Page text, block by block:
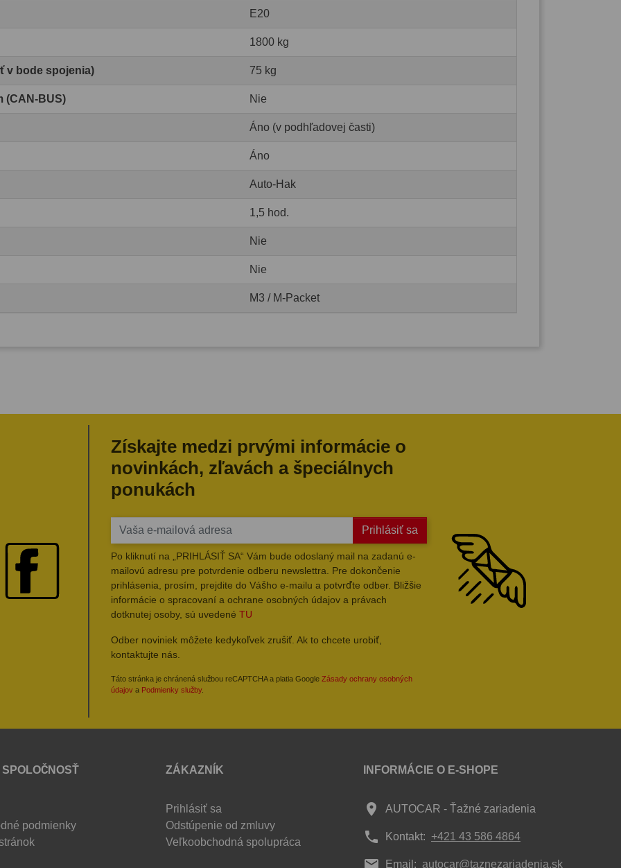
E20
1800 kg
v bode spojenia) 75 kg
(CAN-BUS) Nie
Áno (v podhľadovej časti)
Áno
Auto-Hak
1,5 hod.
Nie
Nie
M3 / M-Packet
Získajte medzi prvými informácie o
novinkách, zľavách a špeciálnych
ponukách
Prihlásiť sa
Po kliknutí na „PRIHLÁSIŤ SA“ Vám bude odoslaný mail na zadanú e-
mailovú adresu pre potvrdenie odberu newslettra. Pre dokončenie
prihlásenia, prosím, prejdite do Vášho e-mailu a potvrďte odber. Bližšie
informácie o spracovaní a ochrane osobných údajov a právach
dotknutej osoby, sú uvedené TU
Odber noviniek môžete kedykoľvek zrušiť. Ak to chcete urobiť,
kontaktujte nás.
Táto stránka je chránená službou reCAPTCHA a platia Google Zásady ochrany osobných
údajov a Podmienky služby.
podmienky
ZÁKAZNÍK
Prihlásiť sa
Odstúpenie od zmluvy
Veľkoobchodná spolupráca
INFORMÁCIE O E-SHOPE
place AUTOCAR - Ťažné zariadenia
phone Kontakt: +421 43 586 4864
mail Email: autocar@taznezariadenia.sk